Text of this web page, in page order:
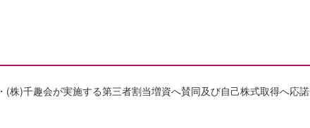
・(株)千趣会が実施する第三者割当増資へ賛同及び自己株式取得へ応諾